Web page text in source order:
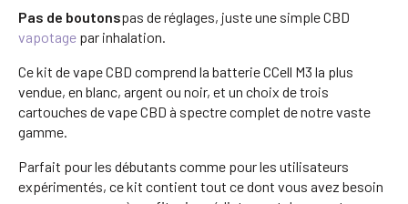
Pas de boutonspas de réglages, juste une simple CBD
vapotage par inhalation.
Ce kit de vape CBD comprend la batterie CCell M3 la plus
vendue, en blanc, argent ou noir, et un choix de trois
cartouches de vape CBD à spectre complet de notre vaste
gamme.
Parfait pour les débutants comme pour les utilisateurs
expérimentés, ce kit contient tout ce dont vous avez besoin